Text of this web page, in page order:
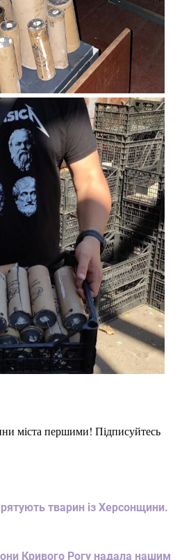
міста першими! Підписуйтесь
рятують тварин із Херсонщини.
Кривого Рогу надала нашим